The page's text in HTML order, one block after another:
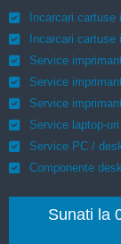
Incarcari
Incarcari
Service
Service
Service
Service laptop-
Service PC /
Componente
Sunati la